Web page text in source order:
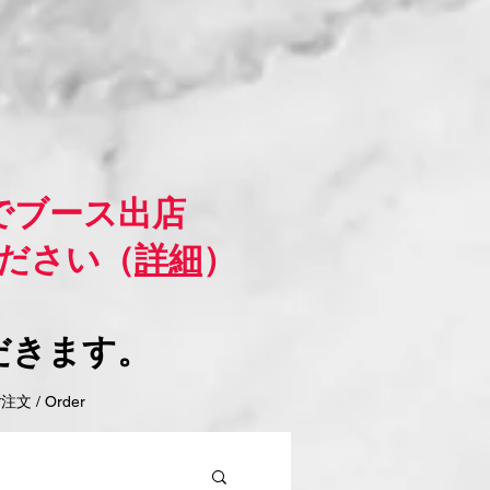
ブース出店
さい（詳細）
ます。
文 / Order